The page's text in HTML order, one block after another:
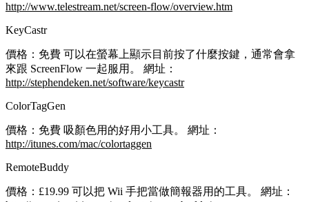
http://www.telestream.net/screen-flow/overview.htm
KeyCastr
價格：免費 可以在螢幕上顯示目前按了什麼按鍵，通常會拿
來跟 ScreenFlow 一起服用。 網址：
http://stephendeken.net/software/keycastr
ColorTagGen
價格：免費 吸顏色用的好用小工具。 網址：
http://itunes.com/mac/colortaggen
RemoteBuddy
價格：£19.99 可以把 Wii 手把當做簡報器用的工具。 網址：